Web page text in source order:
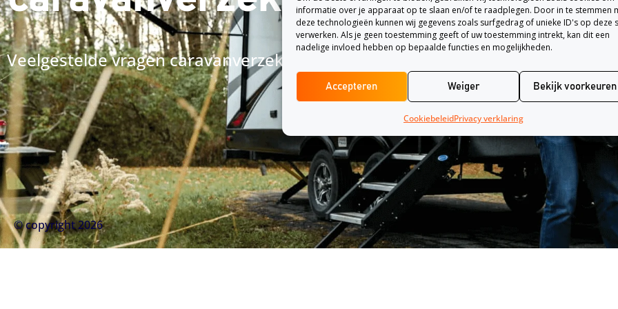
informatie over je apparaat op te slaan en/of te raadplegen. Door in te stemmen
deze technologieën kunnen wij gegevens zoals surfgedrag of unieke ID's op deze
verwerken. Als je geen toestemming geeft of uw toestemming intrekt, kan dit een
nadelige invloed hebben op bepaalde functies en mogelijkheden.
Accepteren Weiger Bekijk voorkeuren
CookiebeleidPrivacy verklaring
Veelgestelde vragen caravanverzekering
© copyright 2026